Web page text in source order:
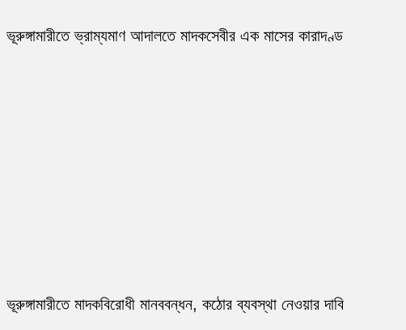
ভূরুঙ্গামারীতে ভ্রাম্যমাণ আদালতে মাদকসেবীর এক মাসের কারাদণ্ড
ভূরুঙ্গামারীতে মাদকবিরোধী মানববন্ধন, কঠোর ব্যবস্থা নেওয়ার দাবি